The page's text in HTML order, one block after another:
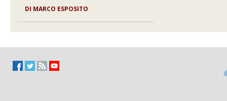
DI MARCO ESPOSITO